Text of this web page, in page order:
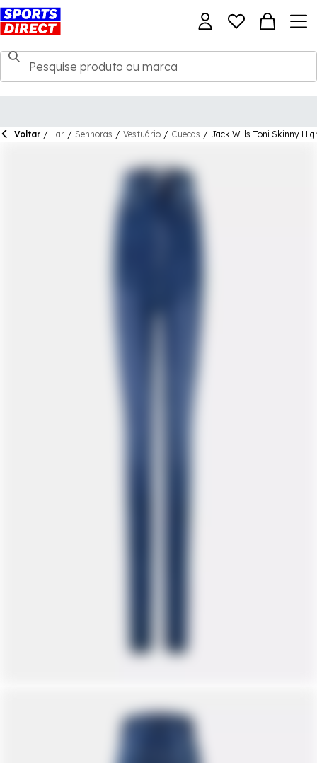
Voltar / Lar / Senhoras / Vestuário / Cuecas / Jack Wills Toni Skinny